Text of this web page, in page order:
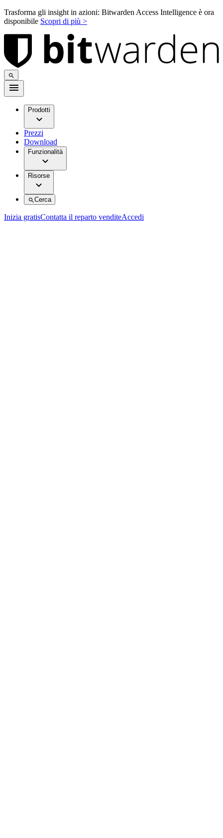
Trasforma gli insight in azioni: Bitwarden Access Intelligence è ora
disponibile Scopri di più >
Prodotti
Prezzi
Download
Funzionalità
Risorse
Cerca
Inizia gratisContatta il reparto venditeAccedi